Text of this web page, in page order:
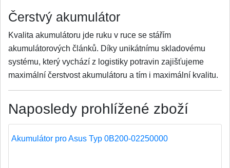
Čerstvý akumulátor
Kvalita akumulátoru jde ruku v ruce se stářím
akumulátorových článků. Díky unikátnímu skladovému
systému, který vychází z logistiky potravin zajišťujeme
maximální čerstvost akumulátoru a tím i maximální kvalitu.
Naposledy prohlížené zboží
Akumulátor pro Asus Typ 0B200-02250000